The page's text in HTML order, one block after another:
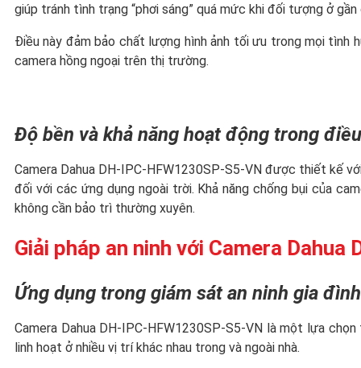
giúp tránh tình trạng “phơi sáng” quá mức khi đối tượng ở gần
Điều này đảm bảo chất lượng hình ảnh tối ưu trong mọi tình
camera hồng ngoại trên thị trường.
Độ bền và khả năng hoạt động trong
Camera Dahua DH-IPC-HFW1230SP-S5-VN được thiết kế
đối với các ứng dụng ngoài trời. Khả năng chống bụi của
không cần bảo trì thường xuyên.
Giải pháp an ninh với Camera
Ứng dụng trong giám sát an ninh gia đình
Camera Dahua DH-IPC-HFW1230SP-S5-VN là một lựa
linh hoạt ở nhiều vị trí khác nhau trong và ngoài nhà.